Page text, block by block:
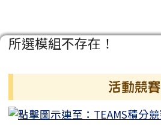
主內容區域
所選模組不存在！
活動競賽
頁尾區域